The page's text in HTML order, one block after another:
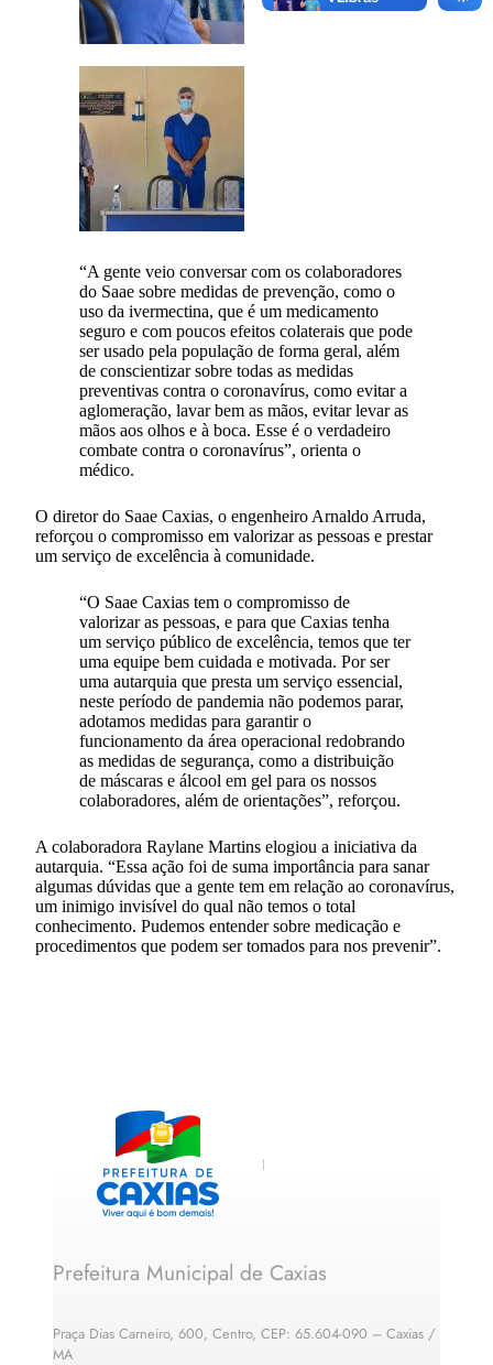
“A gente veio conversar com os colaboradores
do Saae sobre medidas de prevenção, como o
uso da ivermectina, que é um medicamento
seguro e com poucos efeitos colaterais que pode
ser usado pela população de forma geral, além
de conscientizar sobre todas as medidas
preventivas contra o coronavírus, como evitar a
aglomeração, lavar bem as mãos, evitar levar as
mãos aos olhos e à boca. Esse é o verdadeiro
combate contra o coronavírus”, orienta o
médico.
O diretor do Saae Caxias, o engenheiro Arnaldo Arruda,
reforçou o compromisso em valorizar as pessoas e prestar
um serviço de excelência à comunidade.
“O Saae Caxias tem o compromisso de
valorizar as pessoas, e para que Caxias tenha
um serviço público de excelência, temos que ter
uma equipe bem cuidada e motivada. Por ser
uma autarquia que presta um serviço essencial,
neste período de pandemia não podemos parar,
adotamos medidas para garantir o
funcionamento da área operacional redobrando
as medidas de segurança, como a distribuição
de máscaras e álcool em gel para os nossos
colaboradores, além de orientações”, reforçou.
A colaboradora Raylane Martins elogiou a iniciativa da
autarquia. “Essa ação foi de suma importância para sanar
algumas dúvidas que a gente tem em relação ao coronavírus,
um inimigo invisível do qual não temos o total
conhecimento. Pudemos entender sobre medicação e
procedimentos que podem ser tomados para nos prevenir”.
Prefeitura Municipal de Caxias
Praça Dias Carneiro, 600, Centro, CEP: 65.604-090 – Caxias /
MA